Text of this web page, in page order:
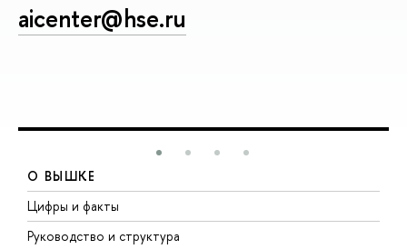
aicenter@hse.ru
О ВЫШКЕ
Цифры и факты
Руководство и структура